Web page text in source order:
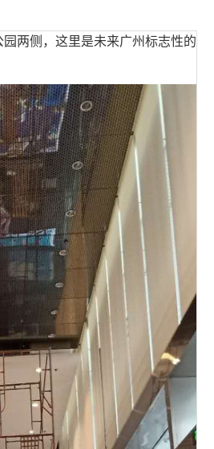
两侧，这里是未来广州标志性的